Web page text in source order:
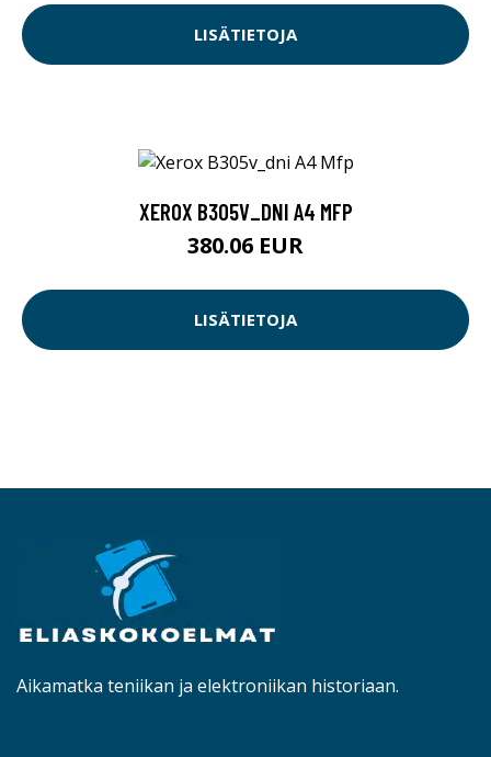
LISÄTIETOJA
XEROX B305V_DNI A4 MFP
380.06 EUR
LISÄTIETOJA
Aikamatka teniikan ja elektroniikan historiaan.